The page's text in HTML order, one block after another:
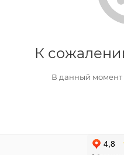
К
В данный момент